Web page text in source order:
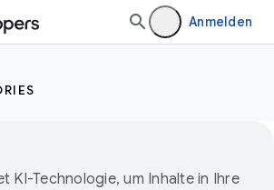
Anmelden
KI-Technologie, um Inhalte in Ihre